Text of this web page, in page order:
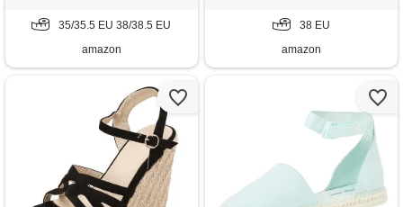
35/35.5 EU 38/38.5 EU
amazon
38 EU
amazon